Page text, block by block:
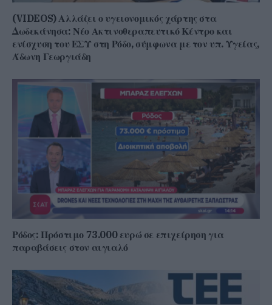
(VIDEOS) Αλλάζει ο υγειονομικός χάρτης στα
Δωδεκάνησα: Νέο Ακτινοθεραπευτικό Κέντρο και
ενίσχυση του ΕΣΥ στη Ρόδο, σύμφωνα με τον υπ. Υγείας,
Άδωνη Γεωργιάδη
Ρόδος: Πρόστιμο 73.000 ευρώ σε επιχείρηση για
παραβάσεις στον αιγιαλό